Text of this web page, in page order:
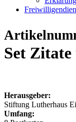
Set
Herausgeber:
Stiftung Lutherhaus
Umfang: